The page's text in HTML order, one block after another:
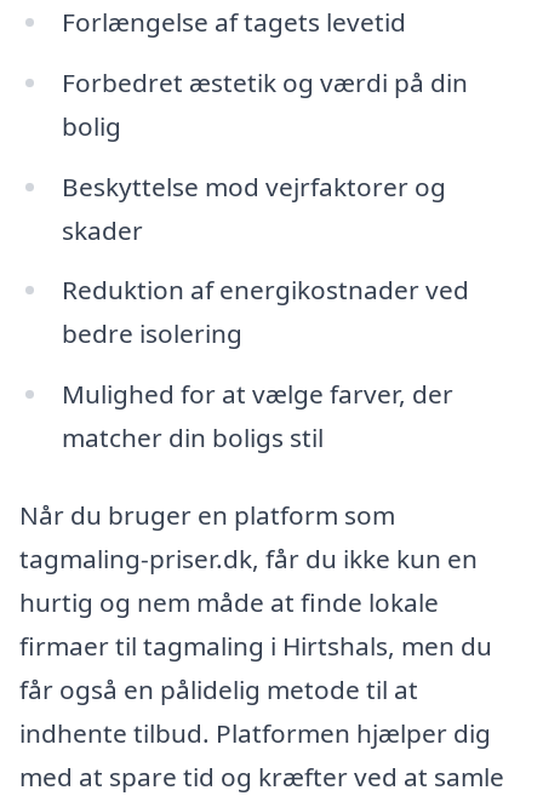
Forlængelse af tagets levetid
Forbedret æstetik og værdi på din
bolig
Beskyttelse mod vejrfaktorer og
skader
Reduktion af energikostnader ved
bedre isolering
Mulighed for at vælge farver, der
matcher din boligs stil
Når du bruger en platform som
tagmaling-priser.dk, får du ikke kun en
hurtig og nem måde at finde lokale
firmaer til tagmaling i Hirtshals, men du
får også en pålidelig metode til at
indhente tilbud. Platformen hjælper dig
med at spare tid og kræfter ved at samle